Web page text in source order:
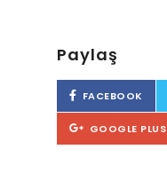
Paylaş
FACEBOOK
GOOGLE PLUS